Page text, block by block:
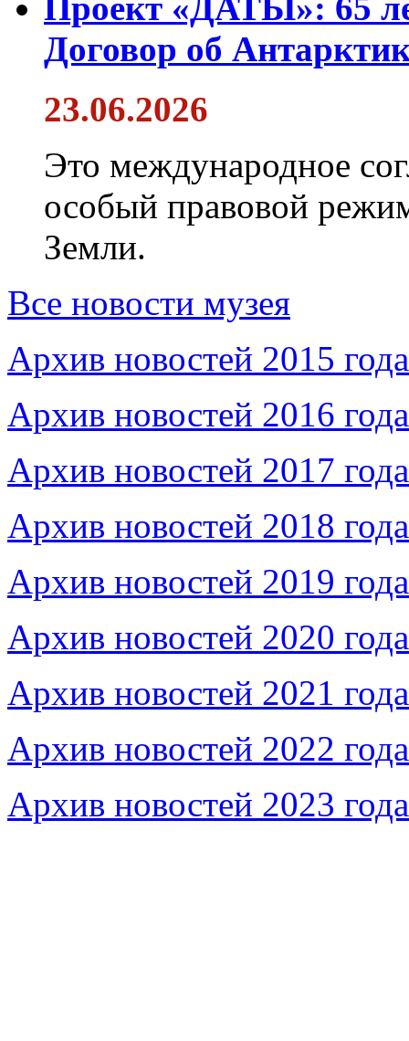
Договор об
23.06.2026
Это международное
особый правовой
Земли.
Все новости музея
Архив новостей 2015 года
Архив новостей 2016 года
Архив новостей 2017 года
Архив новостей 2018 года
Архив новостей 2019 года
Архив новостей 2020 года
Архив новостей 2021 года
Архив новостей 2022 года
Архив новостей 2023 года